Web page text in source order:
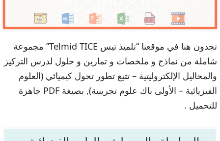
تجدون هنا في موقعنا “تلميذ تيس Telmid TICE” مجموعة
شاملة من نماذج و ملخصات و تمارين و حلول لدرس التركيز
والمحاليل الإلكتروليتية – تتبع تطور تحول كيميائي (العلوم
الفيزيائية – الأولى باك علوم تجريبية), بصيغة PDF جاهزة
للتحميل .